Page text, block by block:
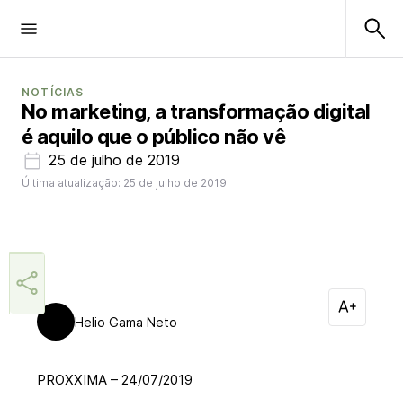
NOTÍCIAS
No marketing, a transformação digital
é aquilo que o público não vê
25 de julho de 2019
Última atualização: 25 de julho de 2019
Helio Gama Neto
PROXXIMA – 24/07/2019